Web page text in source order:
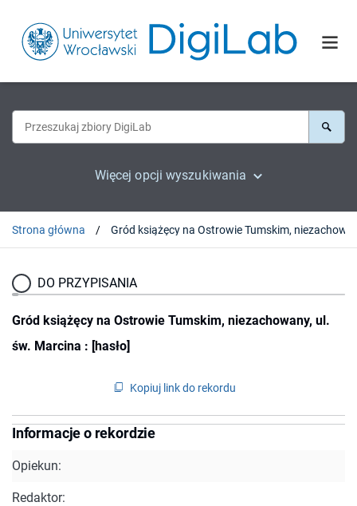
Więcej opcji wyszukiwania
Strona główna
DO PRZYPISANIA
Gród książęcy na Ostrowie Tumskim, niezachowany, ul.
św. Marcina : [hasło]
Kopiuj link do rekordu
Informacje o rekordzie
Opiekun:
Redaktor: